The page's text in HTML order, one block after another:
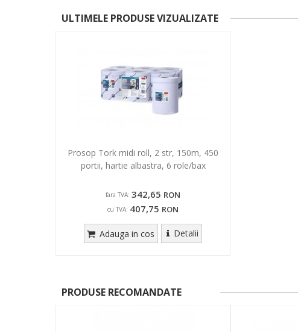
ULTIMELE PRODUSE VIZUALIZATE
Prosop Tork midi roll, 2 str, 150m, 450
portii, hartie albastra, 6 role/bax
fara TVA: 342,65 RON
cu TVA: 407,75 RON
Adauga in cos Detalii
PRODUSE RECOMANDATE